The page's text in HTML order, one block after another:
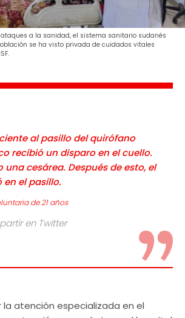
a la sanidad, el sistema sanitario sudanés
se ha visto privada de cuidados vitales
al pasillo del quirófano
recibió un disparo en el cuello.
una cesárea. Después de esto, el
en el pasillo.
de 21 años
en Twitter
atención especializada en el